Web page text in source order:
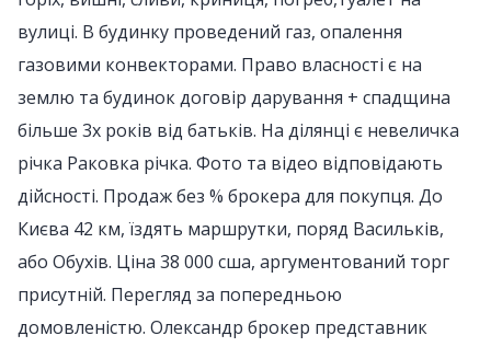
вулиці. В будинку проведений газ, опалення
газовими конвекторами. Право власності є на
землю та будинок договір дарування + спадщина
більше 3х років від батьків. На ділянці є невеличка
річка Раковка річка. Фото та відео відповідають
дійсності. Продаж без % брокера для покупця. До
Києва 42 км, їздять маршрутки, поряд Васильків,
або Обухів. Ціна 38 000 сша, аргументований торг
присутній. Перегляд за попередньою
домовленістю. Олександр брокер представник